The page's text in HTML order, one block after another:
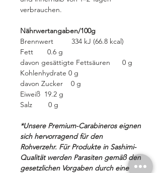
verbrauchen.
Nährwertangaben/100g
Brennwert 334 kJ (66.8 kcal)
Fett 0.6 g
davon gesättigte Fettsäuren 0 g
Kohlenhydrate 0 g
davon Zucker 0 g
Eiweiß 19.2 g
Salz 0 g
*Unsere Premium-Carabineros eignen
sich hervorragend für den
Rohverzehr. Für Produkte in Sashimi-
Qualität werden Parasiten gemäß den
gesetzlichen Vorgaben durch eine